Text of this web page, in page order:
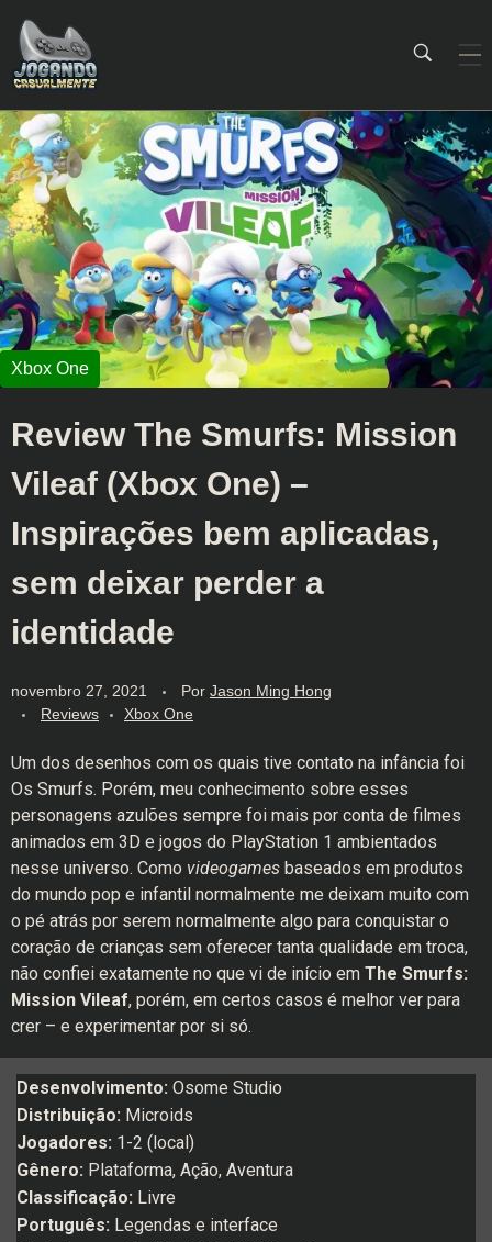
Jogando Casualmente
Conteúdo family friendly sobre games! Desde 2019 analisando jogos.
Review The Smurfs: Mission
Vileaf (Xbox One) –
Inspirações bem aplicadas,
sem deixar perder a
identidade
novembro 27, 2021 Por Jason Ming Hong
Reviews
Xbox One
Um dos desenhos com os quais tive contato na infância foi
Os Smurfs. Porém, meu conhecimento sobre esses
personagens azulões sempre foi mais por conta de filmes
animados em 3D e jogos do PlayStation 1 ambientados
nesse universo. Como videogames baseados em produtos
do mundo pop e infantil normalmente me deixam muito com
o pé atrás por serem normalmente algo para conquistar o
coração de crianças sem oferecer tanta qualidade em troca,
não confiei exatamente no que vi de início em The Smurfs:
Mission Vileaf, porém, em certos casos é melhor ver para
crer – e experimentar por si só.
Desenvolvimento: Osome Studio
Distribuição: Microids
Jogadores: 1-2 (local)
Gênero: Plataforma, Ação, Aventura
Classificação: Livre
Português: Legendas e interface